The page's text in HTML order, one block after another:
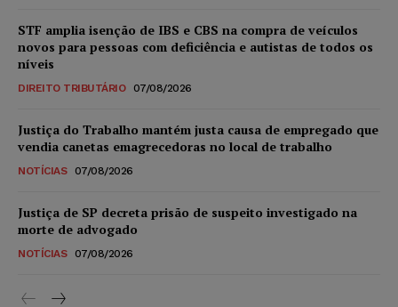
STF amplia isenção de IBS e CBS na compra de veículos
novos para pessoas com deficiência e autistas de todos os
níveis
DIREITO TRIBUTÁRIO 07/08/2026
Justiça do Trabalho mantém justa causa de empregado que
vendia canetas emagrecedoras no local de trabalho
NOTÍCIAS 07/08/2026
Justiça de SP decreta prisão de suspeito investigado na
morte de advogado
NOTÍCIAS 07/08/2026